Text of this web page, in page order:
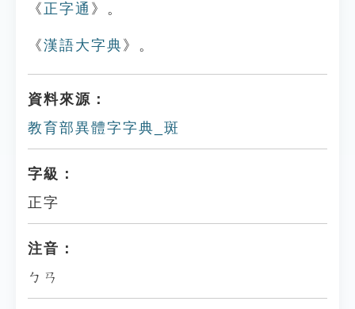
《 正字通 》。
《漢語大字典 》。
資料來源：
教育部異體字字典_斑
字級：
正字
注音：
ㄅㄢ